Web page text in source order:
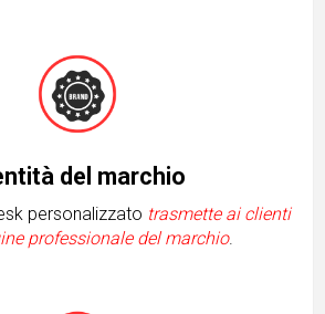
del marchio
personalizzato trasmette ai clienti
professionale del marchio.